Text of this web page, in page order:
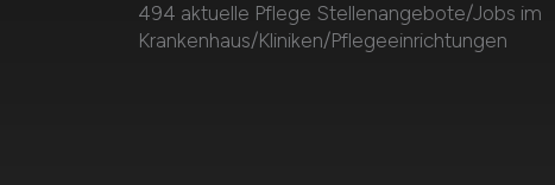
494 aktuelle Pflege Stellenangebote/Jobs im
Krankenhaus/Kliniken/Pflegeeinrichtungen